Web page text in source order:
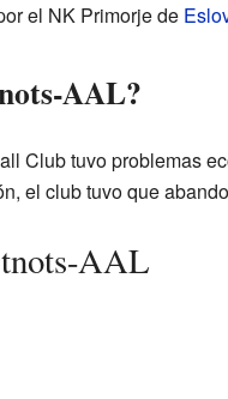
el NK Primorje de
AAL?
Club tuvo problemas
el club tuvo que
AAL